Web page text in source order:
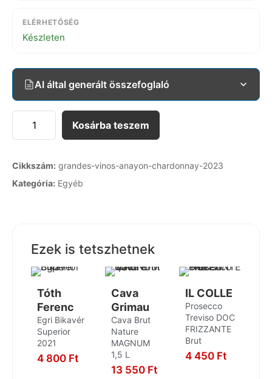
ELÉRHETŐSÉG
Készleten
AI által generált összefoglaló
Kosárba teszem
Cikkszám: grandes-vinos-anayon-chardonnay-2023
Kategória: Egyéb
Ezek is tetszhetnek
Tóth
Ferenc
Egri Bikavér
Superior
2021
4 800 Ft
Cava
Grimau
Cava Brut
Nature
MAGNUM
1,5 L
13 550 Ft
IL COLLE
Prosecco
Treviso DOC
FRIZZANTE
Brut
4 450 Ft